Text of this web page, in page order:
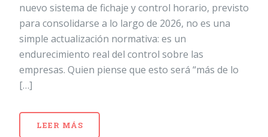
nuevo sistema de fichaje y control horario, previsto
para consolidarse a lo largo de 2026, no es una
simple actualización normativa: es un
endurecimiento real del control sobre las
empresas. Quien piense que esto será “más de lo
[…]
LEER MÁS